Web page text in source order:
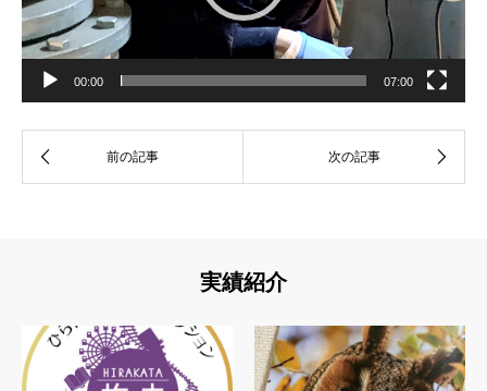
00:00 07:00
実績紹介